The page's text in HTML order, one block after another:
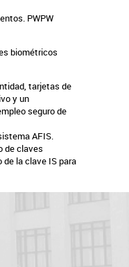
PWPW
biométricos
tarjetas de
y un
seguro de
AFIS.
de claves
la clave IS para